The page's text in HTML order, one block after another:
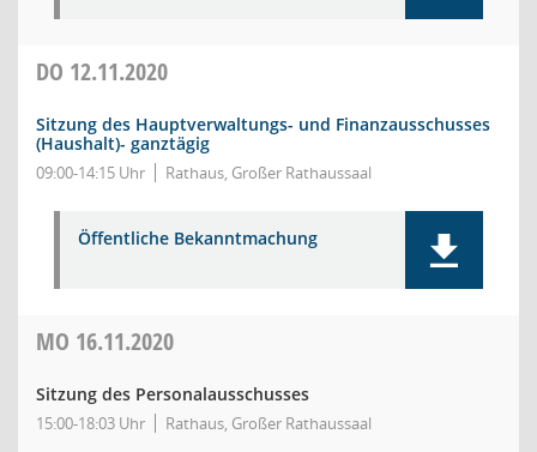
DO 12.11.2020
Sitzung des Hauptverwaltungs- und Finanzausschusses
(Haushalt)- ganztägig
09:00-14:15 Uhr Rathaus, Großer Rathaussaal
Öffentliche Bekanntmachung
MO 16.11.2020
Sitzung des Personalausschusses
15:00-18:03 Uhr Rathaus, Großer Rathaussaal